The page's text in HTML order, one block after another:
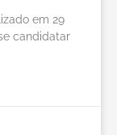
em 29
candidatar